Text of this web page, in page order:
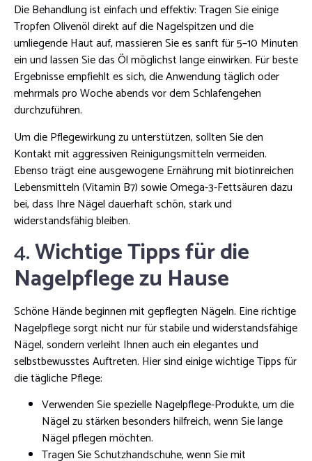
Die Behandlung ist einfach und effektiv: Tragen Sie einige
Tropfen Olivenöl direkt auf die Nagelspitzen und die
umliegende Haut auf, massieren Sie es sanft für 5–10 Minuten
ein und lassen Sie das Öl möglichst lange einwirken. Für beste
Ergebnisse empfiehlt es sich, die Anwendung täglich oder
mehrmals pro Woche abends vor dem Schlafengehen
durchzuführen.
Um die Pflegewirkung zu unterstützen, sollten Sie den
Kontakt mit aggressiven Reinigungsmitteln vermeiden.
Ebenso trägt eine ausgewogene Ernährung mit biotinreichen
Lebensmitteln (Vitamin B7) sowie Omega-3-Fettsäuren dazu
bei, dass Ihre Nägel dauerhaft schön, stark und
widerstandsfähig bleiben.
4.Wichtige Tipps für die
Nagelpflege zu Hause
Schöne Hände beginnen mit gepflegten Nägeln. Eine richtige
Nagelpflege sorgt nicht nur für stabile und widerstandsfähige
Nägel, sondern verleiht Ihnen auch ein elegantes und
selbstbewusstes Auftreten. Hier sind einige wichtige Tipps für
die tägliche Pflege:
Verwenden Sie spezielle Nagelpflege-Produkte, um die
Nägel zu stärken besonders hilfreich, wenn Sie lange
Nägel pflegen möchten.
Tragen Sie Schutzhandschuhe, wenn Sie mit